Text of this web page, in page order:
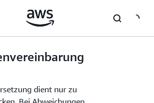
dient nur zu